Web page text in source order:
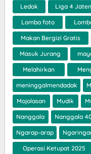
Ledok Liga 4
Lomba foto
Makan Bergizi Gratis
Masuk Jurang
Melahirkan
meninggalmendadak
Mojolasan Mudik
Nanggala Nanggala
Ngarap-arap
Operasi Ketupat 2025